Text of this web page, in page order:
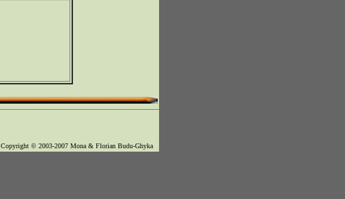
Copyright © 2003-2007 Mona & Florian Budu-Ghyka